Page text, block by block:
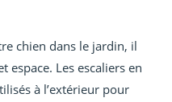
chien dans le jardin, il
espace. Les escaliers en
à l’extérieur pour